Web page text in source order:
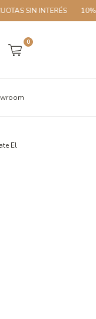
10% OFF CON
0
El